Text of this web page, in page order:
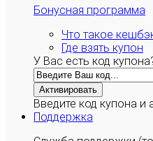
Бонусная программа
Что такое
Где взять купон
У Вас есть код
Активировать
Введите код купона и
Поддержка